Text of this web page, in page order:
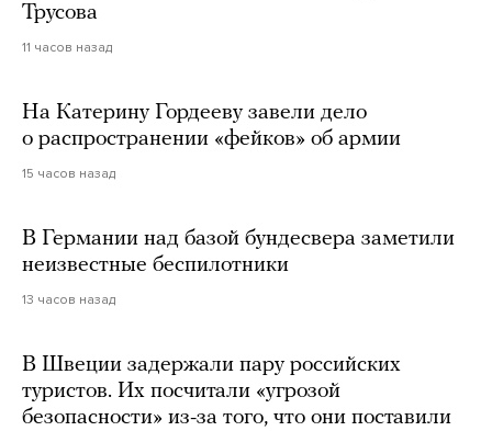
Трусова
11 часов назад
На Катерину Гордееву завели дело
о распространении «фейков» об армии
15 часов назад
В Германии над базой бундесвера заметили
неизвестные беспилотники
13 часов назад
В Швеции задержали пару российских
туристов. Их посчитали «угрозой
безопасности» из-за того, что они поставили